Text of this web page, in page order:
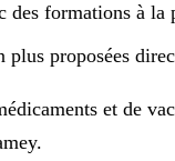
des formations à la
plus proposées
et de